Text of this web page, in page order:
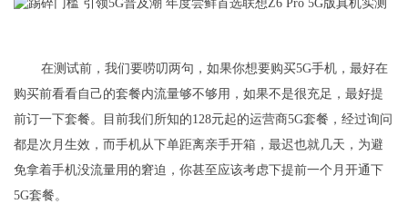
在测试前，我们要唠叨两句，如果你想要购买5G手机，最好在
购买前看看自己的套餐内流量够不够用，如果不是很充足，最好提
前订一下套餐。目前我们所知的128元起的运营商5G套餐，经过询问
都是次月生效，而手机从下单距离亲手开箱，最迟也就几天，为避
免拿着手机没流量用的窘迫，你甚至应该考虑下提前一个月开通下
5G套餐。